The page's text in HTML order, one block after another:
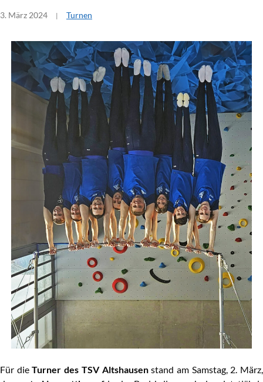
3. März 2024 Turnen
Für dieTur­ner des TSV Alt­shau­senstand am Sams­tag, 2. März,